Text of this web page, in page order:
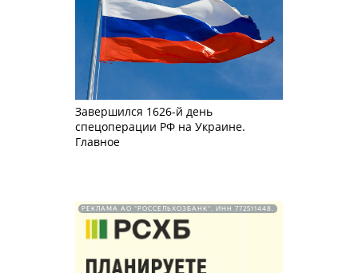
Завершился 1626-й день
спецоперации РФ на Украине.
Главное
РЕКЛАМА АО "РОССЕЛЬХОЗБАНК". ИНН 772511448.